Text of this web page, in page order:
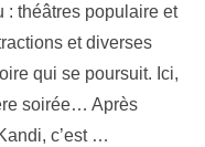
: théâtres populaire et
et diverses
qui se poursuit. Ici,
soirée… Après
c’est …